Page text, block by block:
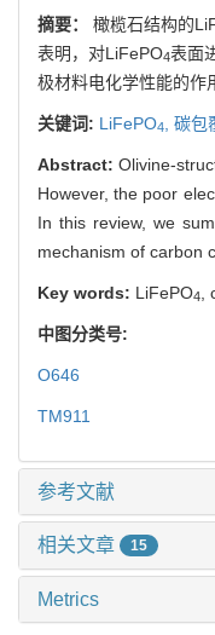
摘要：橄榄石结构的
表明，对LiFePO4表面
极材料电化学性能的作
关键词: LiFePO4 碳包
Abstract: Olivine-
However, the poor
In this review, we
mechanism of carbon
Key words: LiFePO4
中图分类号:
O646
TM911
参考文献
相关文章 15
Metrics